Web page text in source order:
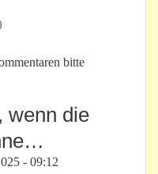
2025 am Nürburgring
bitte
wenn die
- 09:12